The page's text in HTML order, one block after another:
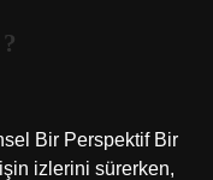
Bir Perspektif Bir
izlerini sürerken,